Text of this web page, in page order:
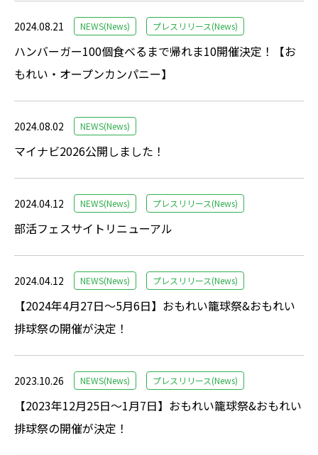
2024.08.21 NEWS(News) プレスリリース(News)
ハンバーガー100個食べるまで帰れま10開催決定！【お
もれい・オープンカンパニー】
2024.08.02 NEWS(News)
マイナビ2026公開しました！
2024.04.12 NEWS(News) プレスリリース(News)
部活フェスサイトリニューアル
2024.04.12 NEWS(News) プレスリリース(News)
【2024年4月27日〜5月6日】おもれい籠球祭&おもれい
排球祭の開催が決定！
2023.10.26 NEWS(News) プレスリリース(News)
【2023年12月25日〜1月7日】おもれい籠球祭&おもれい
排球祭の開催が決定！